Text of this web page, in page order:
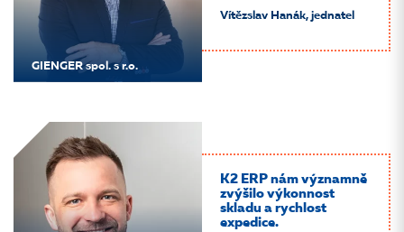
GIENGER spol. s r.o.
Vítězslav Hanák, jednatel
K2 ERP nám významně
zvýšilo výkonnost
skladu a rychlost
expedice.